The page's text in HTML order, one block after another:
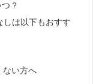
？
しは以下もおすす
ない方へ